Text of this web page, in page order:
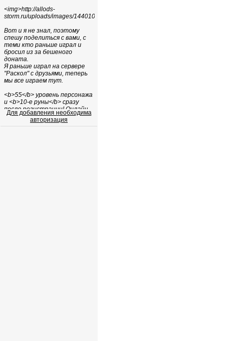
Для добавления необходима
авторизация